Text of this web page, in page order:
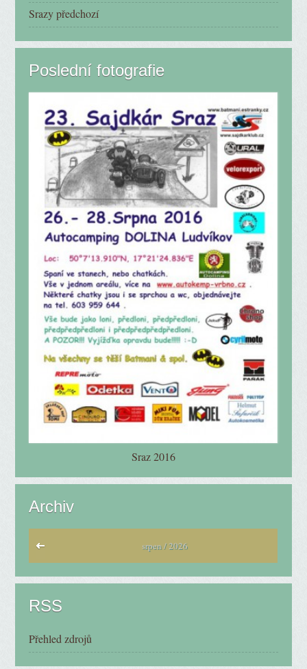
Srazy předchozí
Poslední fotografie
Sraz 2016
Archiv
srpen / 2026
RSS
Přehled zdrojů